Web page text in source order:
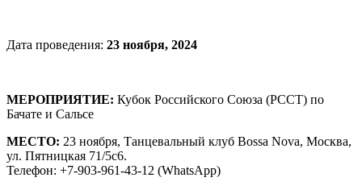
Дата проведения: 23 ноября, 2024
МЕРОПРИЯТИЕ: Кубок Российского Союза (РССТ) по
Бачате и Сальсе
МЕСТО: 23 ноября, Танцевальный клуб Bossa Nova, Москва,
ул. Пятницкая 71/5c6.
Телефон: +7-903-961-43-12 (WhatsApp)